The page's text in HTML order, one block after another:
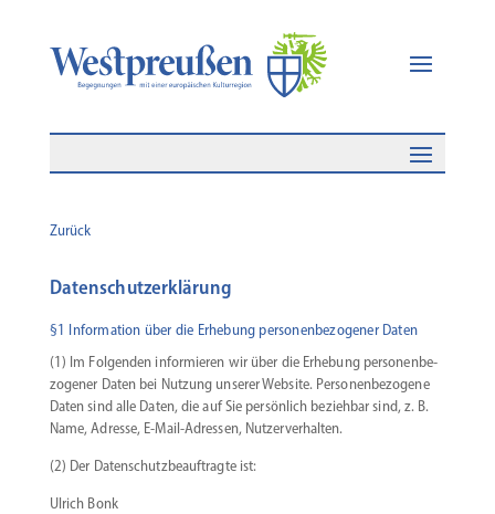
Zurück
Datenschutzerklärung
§1 Information über die Erhebung personenbezogener Daten
(1) Im Folgenden infor­mieren wir über die Erhebung perso­nen­be­
zo­gener Daten bei Nutzung unserer Website. Perso­nen­be­zogene
Daten sind alle Daten, die auf Sie persönlich beziehbar sind, z. B.
Name, Adresse, E‑Mail-Adressen, Nutzerverhalten.
(2) Der Daten­schutz­be­auf­tragte ist:
Ulrich Bonk